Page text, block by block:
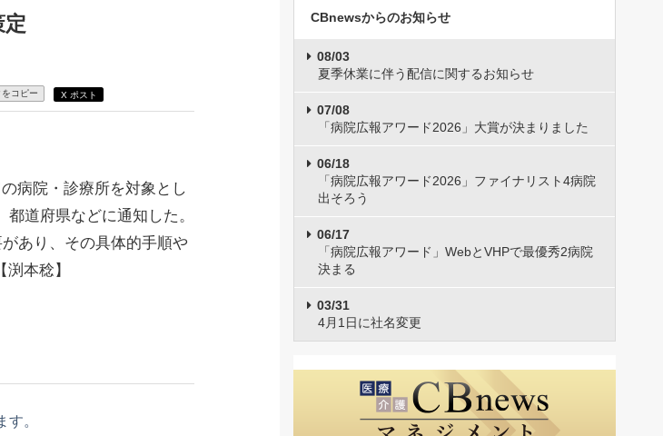
をコピー X ポスト
病院・診療所を対象とし
道府県などに通知した。
あり、その具体的手順や
本稔】
。
CBnewsからのお知らせ
08/03
夏季休業に伴う配信に関するお知らせ
07/08
「病院広報アワード2026」大賞が決まりました
06/18
「病院広報アワード2026」ファイナリスト4病院
出そろう
06/17
「病院広報アワード」WebとVHPで最優秀2病院
決まる
03/31
4月1日に社名変更